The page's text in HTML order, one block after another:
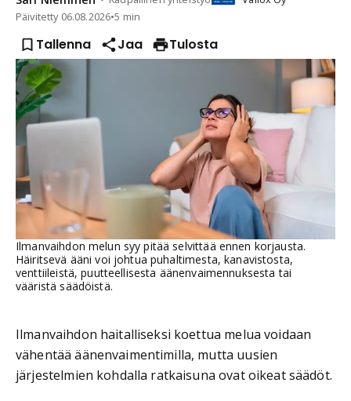
Päivitetty 06.08.2026•5 min
Tallenna Jaa Tulosta
Ilmanvaihdon melun syy pitää selvittää ennen korjausta.
Häiritsevä ääni voi johtua puhaltimesta, kanavistosta,
venttiileistä, puutteellisesta äänenvaimennuksesta tai
vääristä säädöistä.
Ilmanvaihdon haitalliseksi koettua melua voidaan
vähentää äänenvaimentimilla, mutta uusien
järjestelmien kohdalla ratkaisuna ovat oikeat säädöt.